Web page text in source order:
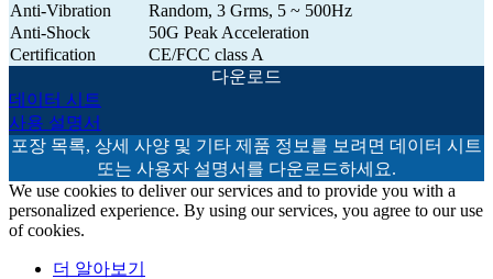
Anti-Vibration
Random, 3 Grms, 5 ~ 500Hz
Anti-Shock
50G Peak Acceleration
Certification
CE/FCC class A
다운로드
데이터 시트
사용 설명서
포장 목록, 상세 사양 및 기타 제품 정보를 보려면 데이터 시트
또는 사용자 설명서를 다운로드하세요.
We use cookies to deliver our services and to provide you with a
personalized experience. By using our services, you agree to our use
of cookies.
더 알아보기